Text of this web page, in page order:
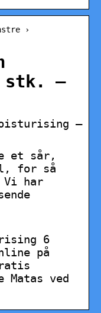
›
stk. –
–
et sår,
for så
Vi har
6
på
ved